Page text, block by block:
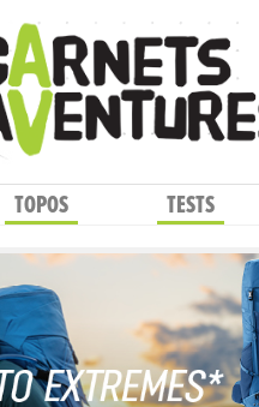
TOPOS TESTS